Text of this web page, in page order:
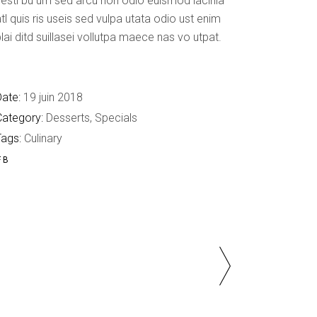
quis ris useis sed vulpa utata odio ust enim
ditd suillasei vollutpa maece nas vo utpat.
19 juin 2018
Desserts Specials
Culinary